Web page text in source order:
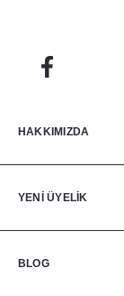
HAKKIMIZDA
YENİ ÜYELİK
BLOG